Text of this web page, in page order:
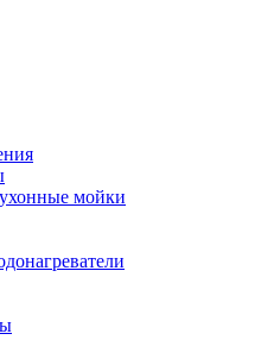
мойки